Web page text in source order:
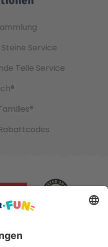
Service
Teile Service
mit: